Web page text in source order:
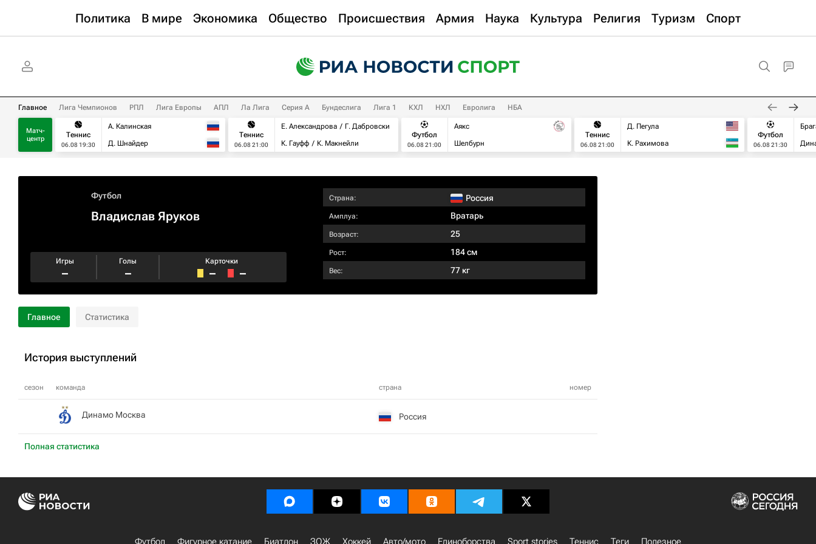
Политика В мире Экономика Общество Происшествия Армия Наука Культура Религия Туризм Спорт
Главное Лига Чемпионов РПЛ Лига Европы АПЛ Ла Лига Серия А Бундеслига Лига 1 КХЛ НХЛ Евролига НБА
Матч-
центр
Теннис
06.08 19:30
А. Калинская
Д. Шнайдер
Теннис
06.08 21:00
Е. Александрова
Г. Дабровски
К. Гауфф
К. Макнейли
Футбол
06.08 21:00
Аякс
Шелбурн
Теннис
06.08 21:00
Д. Пегула
К. Рахимова
Футбол
06.08 21:30
Футбол
Владислав Яруков
Игры
–
Голы
–
Карточки
– –
Страна: Россия
Амплуа: Вратарь
Возраст: 25
Рост: 184 см
Вес: 77 кг
Главное Статистика
История выступлений
сезон команда страна номер
Полная статистика
Динамо Москва Россия
Футбол Фигурное катание Биатлон ЗОЖ Хоккей Авто/мото Единоборства Sport stories Теннис Теги Полезное